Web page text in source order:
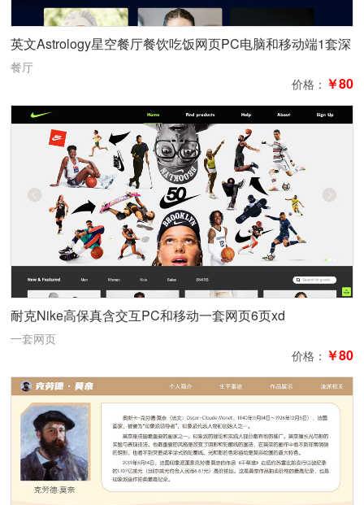
英文Astrology星空餐厅餐饮吃饭网页PC电脑和移动端1套深
色紫色梦幻4页
餐厅
价格： ￥80
耐克Nike高保真含交互PC和移动一套网页6页xd
一套网页
价格： ￥80